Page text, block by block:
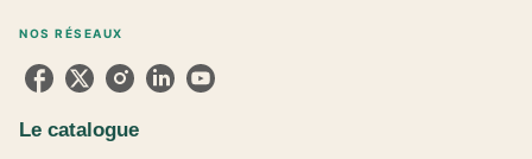
NOS RÉSEAUX
Le catalogue